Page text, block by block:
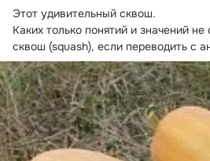
Этот удивительный сквош.
Каких только понятий и значений
сквош (squash), если переводить с